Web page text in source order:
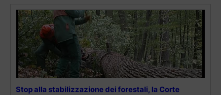
Stop alla stabilizzazione dei forestali, la Corte